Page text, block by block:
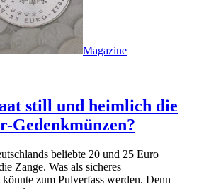
Magazine
still und heimlich die
Gedenkmünzen?
beliebte 20 und 25 Euro
Zange. Was als sicheres
zum Pulverfass werden. Denn